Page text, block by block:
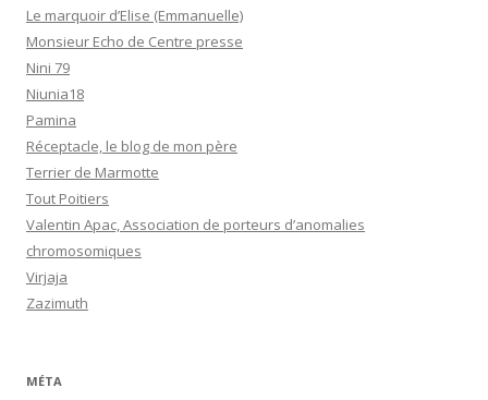
Le marquoir d’Elise (Emmanuelle)
Monsieur Echo de Centre presse
Nini 79
Niunia18
Pamina
Réceptacle, le blog de mon père
Terrier de Marmotte
Tout Poitiers
Valentin Apac, Association de porteurs d’anomalies
chromosomiques
Virjaja
Zazimuth
MÉTA